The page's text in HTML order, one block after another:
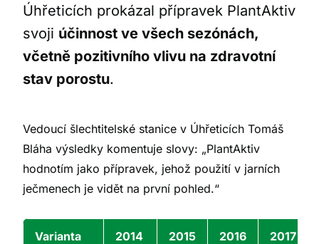
Úhřeticích prokázal přípravek PlantAktiv
svoji účinnost ve všech sezónách,
včetně pozitivního vlivu na zdravotní
stav porostu.
Vedoucí šlechtitelské stanice v Úhřeticích Tomáš
Bláha výsledky komentuje slovy: „PlantAktiv
hodnotím jako přípravek, jehož použití v jarních
ječmenech je vidět na první pohled.“
Varianta 2014 2015 2016 2017